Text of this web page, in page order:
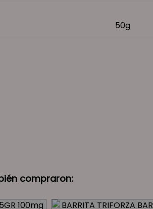
50g
compraron: